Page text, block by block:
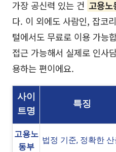
가장 공신력 있는 건 고용노
다. 이 외에도 사람인, 잡코
털에서도 무료로 이용 가능
접근 가능해서 실제로 인사
용하는 편이에요.
사이
트명
특징
고용노
동부
법정 기준, 정확한 산